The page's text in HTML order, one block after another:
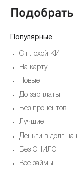
Популярные
С плохой КИ
На карту
Новые
До зарплаты
Без процентов
Лучшие
Деньги в долг на
Без СНИЛС
Все займы